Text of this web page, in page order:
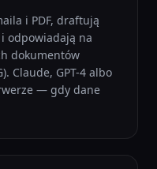
i PDF, draftują
odpowiadają na
dokumentów
Claude, GPT-4 albo
— gdy dane